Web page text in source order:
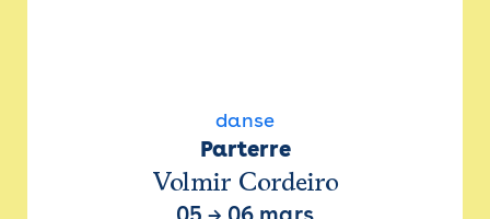
danse
Parterre
Volmir Cordeiro